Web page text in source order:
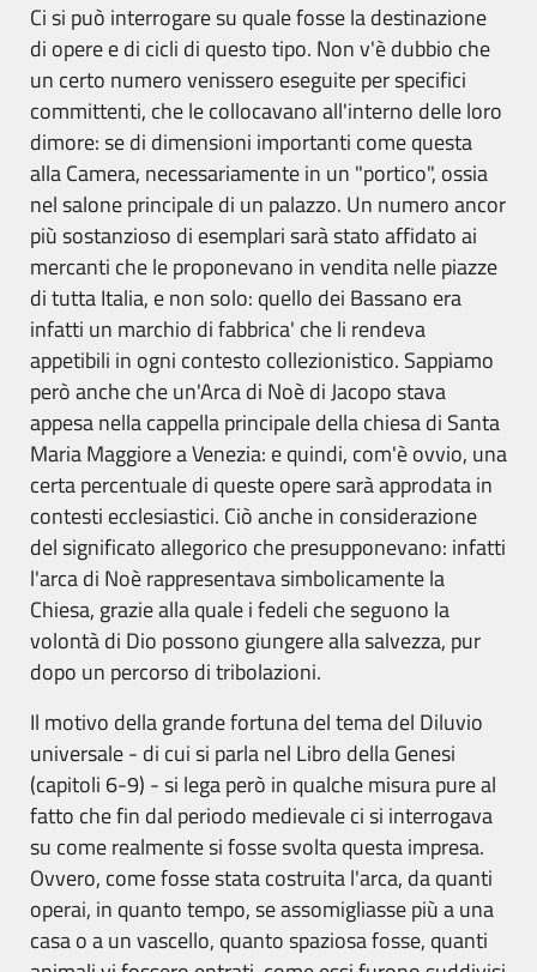
Ci si può interrogare su quale fosse la destinazione
di opere e di cicli di questo tipo. Non v'è dubbio che
un certo numero venissero eseguite per specifici
committenti, che le collocavano all'interno delle loro
dimore: se di dimensioni importanti come questa
alla Camera, necessariamente in un "portico", ossia
nel salone principale di un palazzo. Un numero ancor
più sostanzioso di esemplari sarà stato affidato ai
mercanti che le proponevano in vendita nelle piazze
di tutta Italia, e non solo: quello dei Bassano era
infatti un marchio di fabbrica' che li rendeva
appetibili in ogni contesto collezionistico. Sappiamo
però anche che un'Arca di Noè di Jacopo stava
appesa nella cappella principale della chiesa di Santa
Maria Maggiore a Venezia: e quindi, com'è ovvio, una
certa percentuale di queste opere sarà approdata in
contesti ecclesiastici. Ciò anche in considerazione
del significato allegorico che presupponevano: infatti
l'arca di Noè rappresentava simbolicamente la
Chiesa, grazie alla quale i fedeli che seguono la
volontà di Dio possono giungere alla salvezza, pur
dopo un percorso di tribolazioni.
Il motivo della grande fortuna del tema del Diluvio
universale - di cui si parla nel Libro della Genesi
(capitoli 6-9) - si lega però in qualche misura pure al
fatto che fin dal periodo medievale ci si interrogava
su come realmente si fosse svolta questa impresa.
Ovvero, come fosse stata costruita l'arca, da quanti
operai, in quanto tempo, se assomigliasse più a una
casa o a un vascello, quanto spaziosa fosse, quanti